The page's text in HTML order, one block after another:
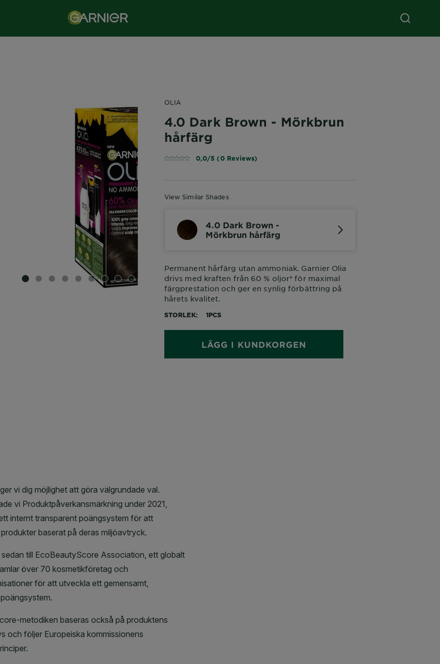
SLIDE 1SLIDE 2
SLIDE 3
SLIDE 4
SLIDE 5
SLIDE 6
SLIDE 7
SLIDE 8SLIDE 9
OLIA
4.0 Dark Brown - Mörkbrun
hårfärg
0,0/5 (0 Reviews)
View Similar Shades
4.0 Dark Brown -
Mörkbrun hårfärg
Permanent hårfärg utan ammoniak. Garnier Olia
drivs med kraften från 60 % oljor* för maximal
färgprestation och ger en synlig förbättring på
hårets kvalitet.
STORLEK 1PCS
LÄGG I KUNDKORGEN